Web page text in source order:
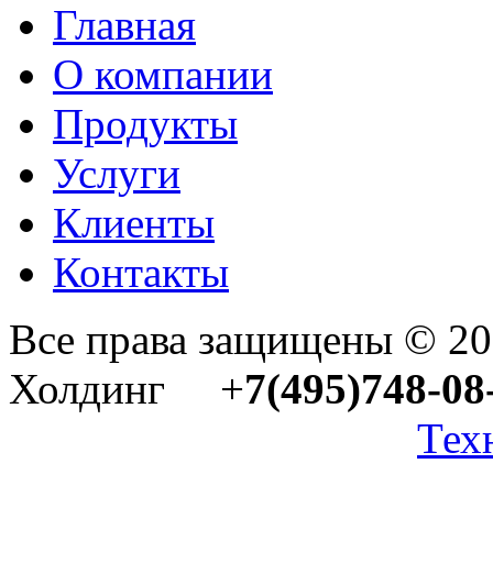
Главная
О компании
Продукты
Услуги
Клиенты
Контакты
Все права защищены ©
Холдинг +7(495)748-